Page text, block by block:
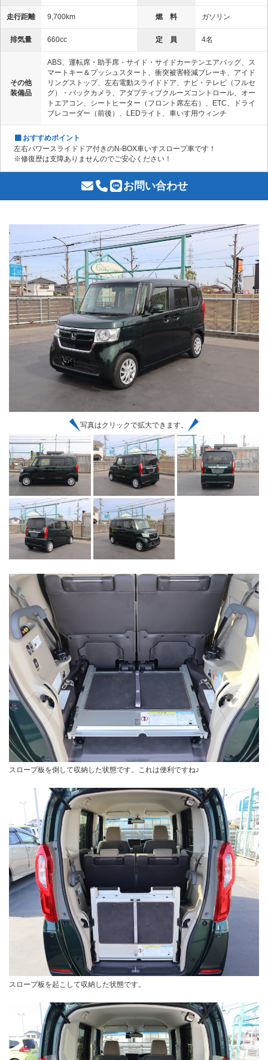
走行距離 9,700km 燃 料 ガソリン
排気量 660cc 定 員 4名
その他
装備品
ABS、運転席・助手席・サイド・サイドカーテンエアバッグ、ス
マートキー＆プッシュスタート、衝突被害軽減ブレーキ、アイド
リングストップ、左右電動スライドドア、ナビ・テレビ（フルセ
グ）・バックカメラ、アダプティブクルーズコントロール、オー
トエアコン、シートヒーター（フロント席左右）、ETC、ドライ
ブレコーダー（前後）、LEDライト、車いす用ウィンチ
おすすめポイント
左右パワースライドドア付きのN-BOX車いすスロープ車です！
※修復歴は支障ありませんのでご安心ください！
お問い合わせ
写真はクリックで拡大できます。
スロープ板を倒して収納した状態です。これは便利ですね♪
スロープ板を起こして収納した状態です。